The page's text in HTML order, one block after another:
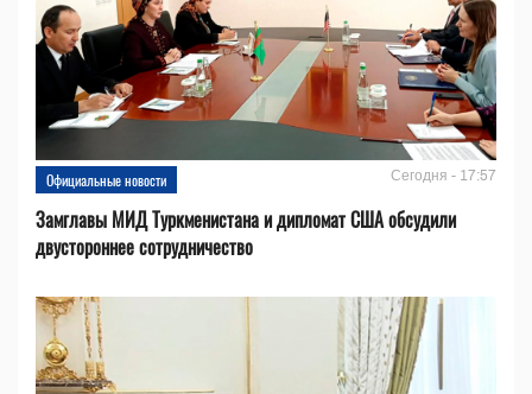
Официальные новости Сегодня - 17:57
Замглавы МИД Туркменистана и дипломат США обсудили
двустороннее сотрудничество